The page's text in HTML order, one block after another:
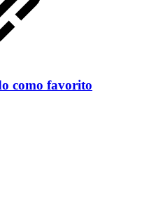
como favorito